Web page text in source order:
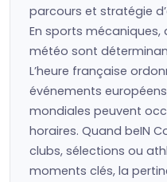
parcours et stratégie
En sports
météo sont
L’heure française
événements
mondiales peuvent
horaires. Quand beIN
clubs, sélections ou
moments clés, la